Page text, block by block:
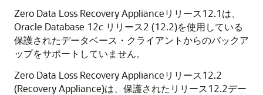
Zero Data Loss Recovery Applianceリリース12.1は、
Oracle Database 12c リリース2 (12.2)を使用している
保護されたデータベース・クライアントからのバックア
ップをサポートしていません。
Zero Data Loss Recovery Applianceリリース12.2
(Recovery Appliance)は、保護されたリリース12.2デー